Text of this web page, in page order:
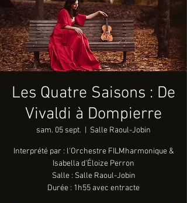
Les Quatre Saisons : De
Vivaldi à Dompierre
sam. 05 sept. Salle Raoul-Jobin
Interprété par : l'Orchestre FILMharmonique &
Isabella d'Éloize Perron
Salle : Salle Raoul-Jobin
Durée : 1h55 avec entracte